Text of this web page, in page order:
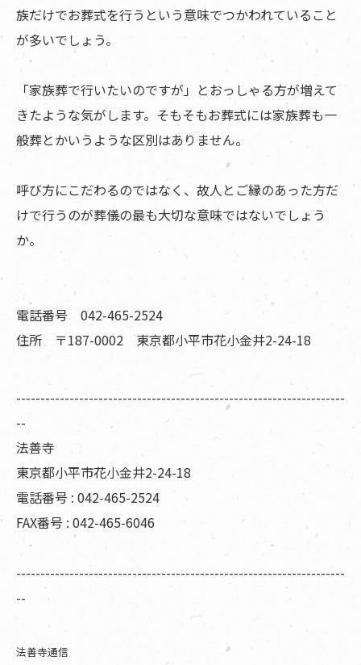
族だけでお葬式を行うという意味でつかわれていること
が多いでしょう。
「家族葬で行いたいのですが」とおっしゃる方が増えて
きたような気がします。そもそもお葬式には家族葬も一
般葬とかいうような区別はありません。
呼び方にこだわるのではなく、故人とご縁のあった方だ
けで行うのが葬儀の最も大切な意味ではないでしょう
か。
電話番号 042-465-2524
住所 〒187-0002 東京都小平市花小金井2-24-18
--------------------------------------------------------------------
--
法善寺
東京都小平市花小金井2-24-18
電話番号 : 042-465-2524
FAX番号 : 042-465-6046
--------------------------------------------------------------------
--
法善寺通信